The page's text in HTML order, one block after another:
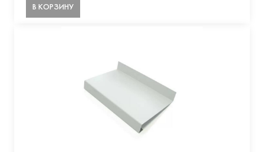
В КОРЗИНУ